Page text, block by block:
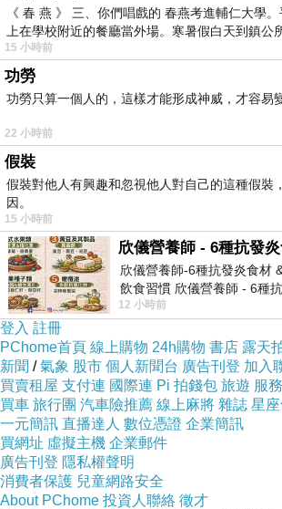
=>點此取得優惠<=
《 春 燕 》 三、你們唱戲的 春燕考進輔仁大學
上在學校附近的餐廳當外場。寒暑假白天到鎮公
15 小時前
功勞
功勞只算一個人的，這樣才能形成神威，才容易
22 小時前
假裝
假裝對他人有興趣和忽視他人對自己的這種假裝
因。
15 小時前
欣儀營養師-6種抗發炎食材
飲食習慣 欣儀營養師 - 6種
https://www.facebook.com/
12 小時前
登入 註冊
PChome首頁 線上購物 24h購物 書店 露天
新聞 /氣象 股市 個人新聞台 廣告刊登 加入
買賣租屋 支付連 國際連 Pi 拍錢包 旅遊 服
買車 旅行團 汽車險推薦 線上麻將 雜誌 星
一元簡訊 直播達人 數位憑證 企業簡訊
買網址 虛擬主機 企業郵件
廣告刊登 隱私權聲明
消費者保護 兒童網路安全
About PChome 投資人聯絡 徵才